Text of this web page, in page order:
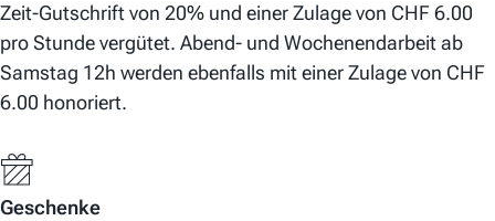
Zeit-Gutschrift von 20% und einer Zulage von CHF 6.00
pro Stunde vergütet. Abend- und Wochenendarbeit ab
Samstag 12h werden ebenfalls mit einer Zulage von CHF
6.00 honoriert.
Geschenke